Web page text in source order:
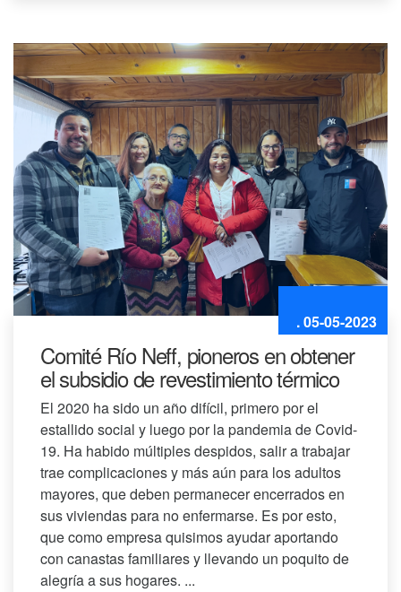
. 05-05-2023
Comité Río Neff, pioneros en obtener
el subsidio de revestimiento térmico
El 2020 ha sido un año difícil, primero por el
estallido social y luego por la pandemia de Covid-
19. Ha habido múltiples despidos, salir a trabajar
trae complicaciones y más aún para los adultos
mayores, que deben permanecer encerrados en
sus viviendas para no enfermarse. Es por esto,
que como empresa quisimos ayudar aportando
con canastas familiares y llevando un poquito de
alegría a sus hogares. ...